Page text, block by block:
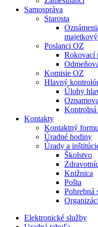
Samospráva
Starosta
Poslanci OZ
Rokovací
Komisie OZ
Hlavný
Úlohy
Kontakty
Kontaktný
Úradné hodiny
Úrady a
Školstvo
Knižnica
Pošta
Pohrebná
Elektronické služby